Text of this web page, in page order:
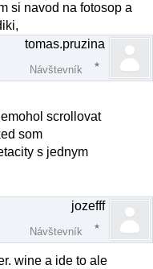
si navod na fotosop a
tomas.pruzina
Návštevník
scrollovat
som
s jednym
jozefff
Návštevník
wine a ide to ale